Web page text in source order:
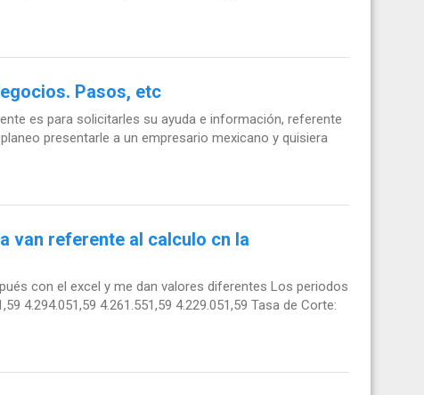
Pasos, etc
es para solicitarles su ayuda e información, referente
presentarle a un empresario mexicano y quisiera
van referente al calculo cn la
con el excel y me dan valores diferentes Los periodos
4.294.051,59 4.261.551,59 4.229.051,59 Tasa de Corte: